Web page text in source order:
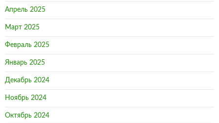
Апрель 2025
Март 2025
Февраль 2025
Январь 2025
Декабрь 2024
Ноябрь 2024
Октябрь 2024